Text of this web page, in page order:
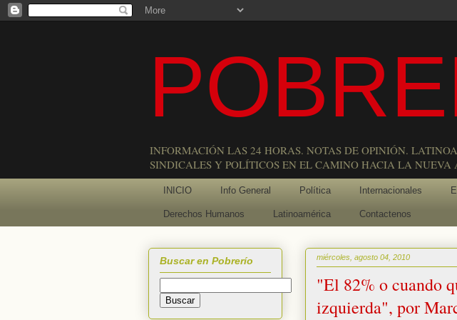
INFORMACIÓN LAS 24 HORAS. NOTAS DE OPINIÓN.
SINDICALES Y POLÍTICOS EN EL CAMINO HACIA LA NUEVA
INICIO Info General Política Internacionales
Derechos Humanos Latinoamérica Contactenos
miércoles, agosto 04, 2010
"El 82% o cuando
izquierda", por
Buscar en Pobrerío